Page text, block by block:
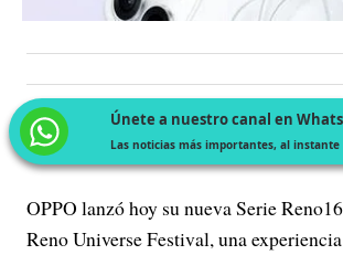
Únete a nuestro canal en
Las noticias más importantes, al instante
OPPO lanzó hoy su nueva Serie
Reno Universe Festival, una